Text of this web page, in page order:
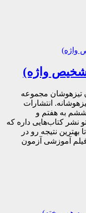
واژه)
تیزهوشان مجموعه
انتشارات
به هفتم و
نشر کتاب‌هایی داره که
نتیجه رو در
آموزشی آزمون